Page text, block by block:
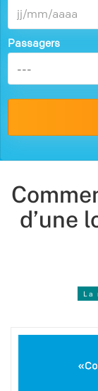
Passagers
d’une
La